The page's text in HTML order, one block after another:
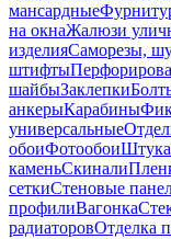
мансардные
на окнаЖалюзи
изделияСаморезы,
штифты
шайбыЗаклепки
анкерыКарабины
универсальные
обоиФотообои
каменьСкинали
сеткиСтеновые
профилиВагонка
радиаторовОтделка